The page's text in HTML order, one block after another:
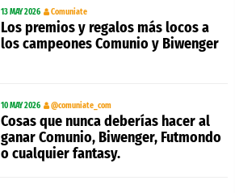
13 MAY 2026 Comuniate
Los premios y regalos más locos a
los campeones Comunio y Biwenger
10 MAY 2026 @comuniate_com
Cosas que nunca deberías hacer al
ganar Comunio, Biwenger, Futmondo
o cualquier fantasy.